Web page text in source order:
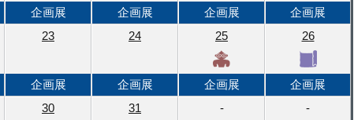
企画展 企画展 企画展
企画展
23
企画展
24
企画展
25
企画展
26
企画展
30 31 - -